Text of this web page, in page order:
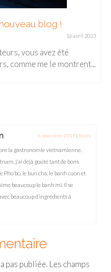
blog !
16 avril 2023
vous avez été
comme me le montrent...
6 novembre 2019 | Reply
la gastronomie vietnamienne.
j’ai déjà goûté tant de bons
bo, le bun cha, le banh cuon et
beaucoup le banh mi. Il se
beaucoup d’ingrédients à
pas publiée. Les champs